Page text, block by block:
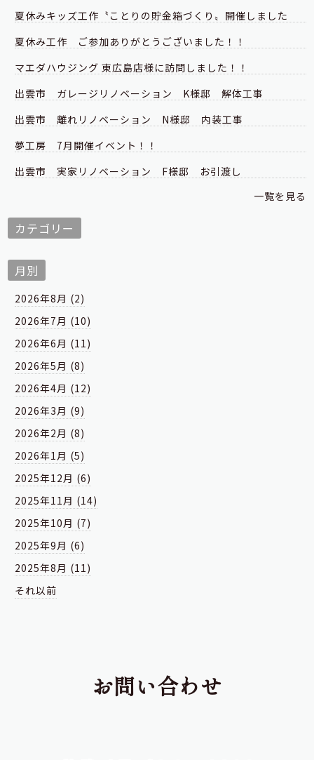
夏休みキッズ工作〝ことりの貯金箱づくり〟開催しました
夏休み工作 ご参加ありがとうございました！！
マエダハウジング 東広島店様に訪問しました！！
出雲市 ガレージリノベーション K様邸 解体工事
出雲市 離れリノベーション N様邸 内装工事
夢工房 7月開催イベント！！
出雲市 実家リノベーション F様邸 お引渡し
一覧を見る
カテゴリー
月別
2026年8月 (2)
2026年7月 (10)
2026年6月 (11)
2026年5月 (8)
2026年4月 (12)
2026年3月 (9)
2026年2月 (8)
2026年1月 (5)
2025年12月 (6)
2025年11月 (14)
2025年10月 (7)
2025年9月 (6)
2025年8月 (11)
それ以前
お問い合わせ